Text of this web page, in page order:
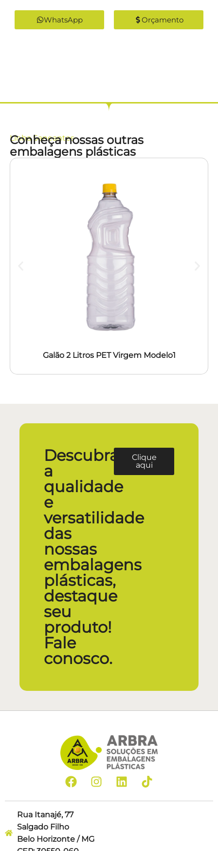
WhatsApp Orçamento
LinhaSaneantes
Conheça nossas outras
embalagens plásticas
Galão 2 Litros PET Virgem Modelo1
Descubra
a
qualidade
e
versatilidade
das
nossas
embalagens
plásticas,
destaque
seu
produto!
Fale
conosco.
Clique
aqui
Rua Itanajé, 77
Salgado Filho
Belo Horizonte / MG